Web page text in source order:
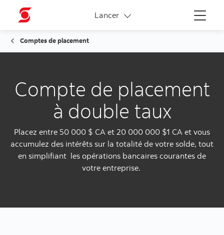
Menu
Lancer
Liens connexes
Comptes de placement
Compte de placement
à double taux
Placez entre 50 000 $ CA et 20 000 000 $1 CA et vous
accumulez des intérêts sur la totalité de votre solde, tout
en simplifiant les opérations bancaires courantes de
votre entreprise.